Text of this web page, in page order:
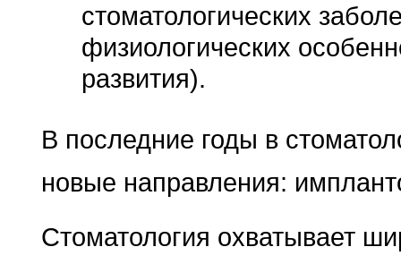
стоматологических
физиологических
развития).
В последние годы в
новые направления:
Стоматология охватывает